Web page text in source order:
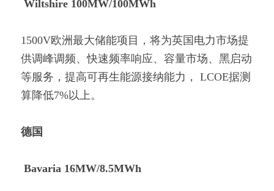
Wiltshire 100MW/100MWh
1500V欧洲最大储能项目，将为英国电力市场提
供调峰调频、快速频率响应、容量市场、黑启动
等服务，提高可再生能源接纳能力， LCOE据测
算降低7%以上。
德国
Bavaria 16MW/8.5MWh